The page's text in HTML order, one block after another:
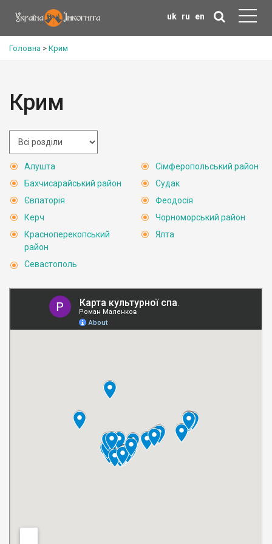
uk ru en
Головна > Крим
Крим
Алушта
Бахчисарайський район
Євпаторія
Керч
Красноперекопський
район
Севастополь
Сімферопольський район
Судак
Феодосія
Чорноморський район
Ялта